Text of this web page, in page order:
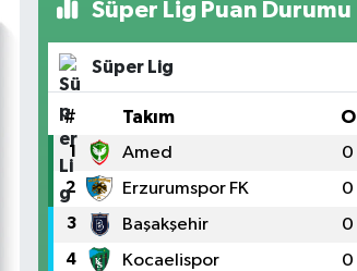
Süper Lig Puan Durumu
Süper Lig
# Takım O
1 Amed 0
2 Erzurumspor FK 0
3 Başakşehir 0
4 Kocaelispor 0